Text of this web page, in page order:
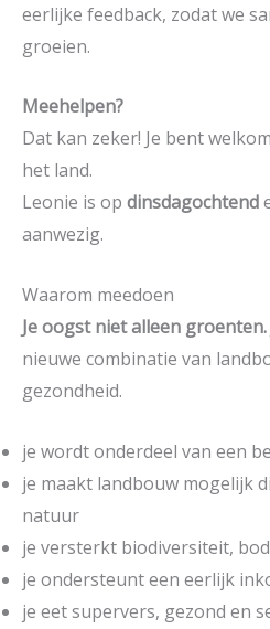
eerlijke feedback, zodat we
groeien.
Meehelpen?
Dat kan zeker! Je bent
het land.
Leonie is op dinsdagochtend
aanwezig.
Waarom meedoen
Je oogst niet alleen groenten.
nieuwe combinatie van
gezondheid.
je wordt onderdeel van een
je maakt landbouw mogelijk
natuur
je versterkt biodiversiteit,
je ondersteunt een eerlijk
je eet supervers, gezond en